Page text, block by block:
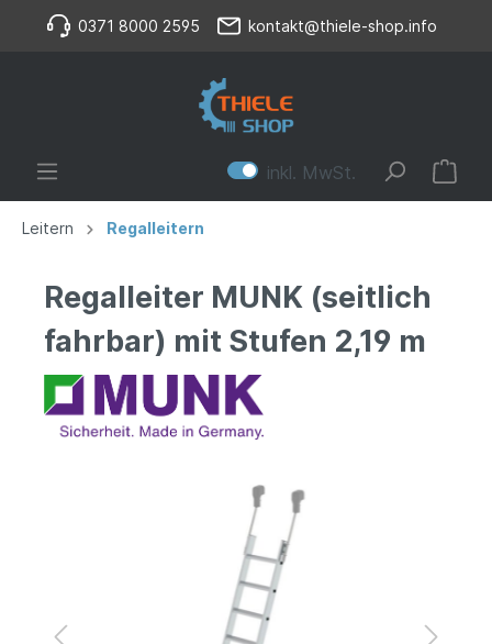
0371 8000 2595 kontakt@thiele-shop.info
inkl. MwSt.
Leitern Regalleitern
Regalleiter MUNK (seitlich
fahrbar) mit Stufen 2,19 m